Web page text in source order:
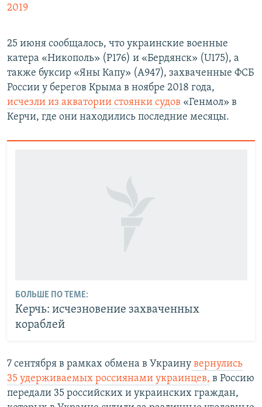
2019
25 июня сообщалось, что украинские военные
катера «Никополь» (P176) и «Бердянск» (U175), а
также буксир «Яны Капу» (А947), захваченные ФСБ
России у берегов Крыма в ноябре 2018 года,
исчезли из акватории стоянки судов «Генмол» в
Керчи, где они находились последние месяцы.
БОЛЬШЕ ПО ТЕМЕ:
Керчь: исчезновение захваченных
кораблей
7 сентября в рамках обмена в Украину вернулись
35 удерживаемых россиянами украинцев, в Россию
передали 35 российских и украинских граждан,